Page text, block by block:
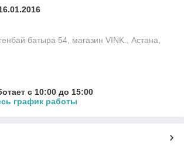
батыра 54, магазин VINK., Астана,
с 10:00 до 15:00
график работы